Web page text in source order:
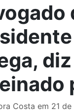
Costa em 21